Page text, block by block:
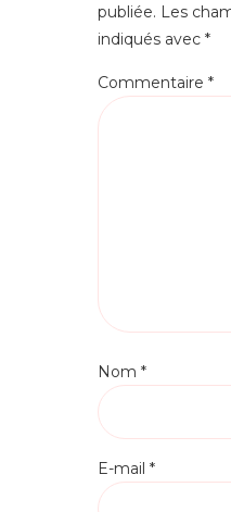
publiée. Les
indiqués avec *
Commentaire *
Nom *
E-mail *